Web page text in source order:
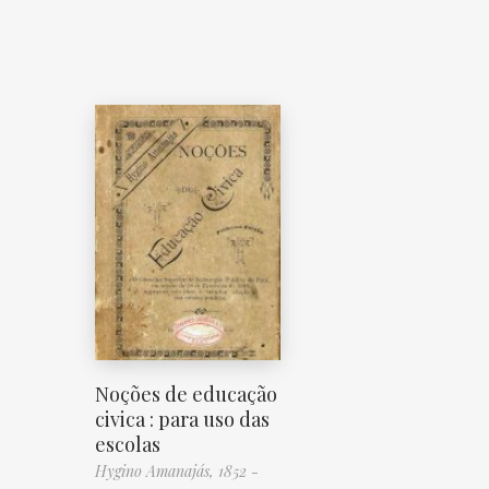
Noções de educação
civica : para uso das
escolas
Hygino Amanajás, 1852 -